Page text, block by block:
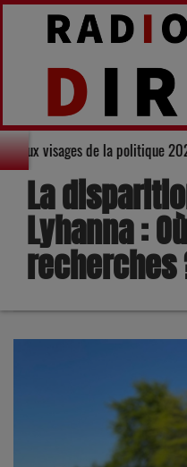
Palmarès des "100 nouveaux
La
Lyhanna :
recherches